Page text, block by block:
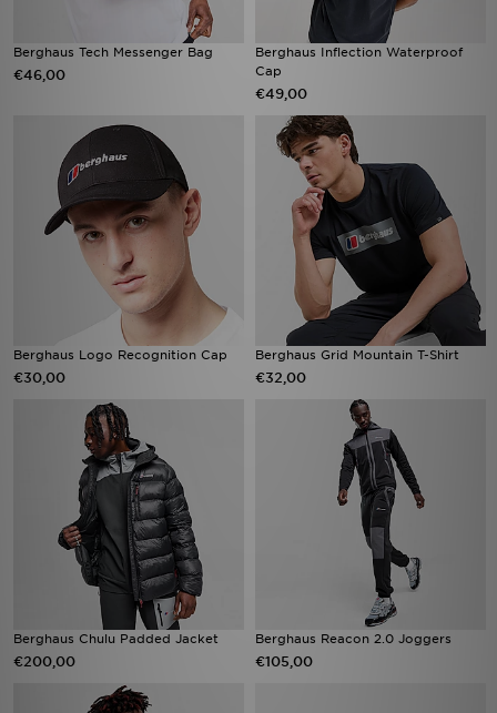
Berghaus Tech Messenger Bag
€46,00
Berghaus Inflection Waterproof
Cap
€49,00
Berghaus Logo Recognition Cap
€30,00
Berghaus Grid Mountain T-Shirt
€32,00
Berghaus Chulu Padded Jacket
€200,00
Berghaus Reacon 2.0 Joggers
€105,00